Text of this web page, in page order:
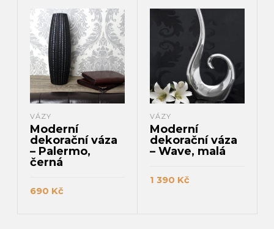
VÁZY
Moderní
dekorační váza
– Palermo,
černá
690 Kč
VÁZY
Moderní
dekorační váza
– Wave, malá
1 390 Kč